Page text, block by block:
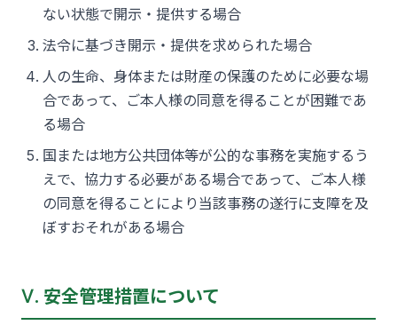
ない状態で開示・提供する場合
法令に基づき開示・提供を求められた場合
人の生命、身体または財産の保護のために必要な場
合であって、ご本人様の同意を得ることが困難であ
る場合
国または地方公共団体等が公的な事務を実施するう
えで、協力する必要がある場合であって、ご本人様
の同意を得ることにより当該事務の遂行に支障を及
ぼすおそれがある場合
Ⅴ. 安全管理措置について